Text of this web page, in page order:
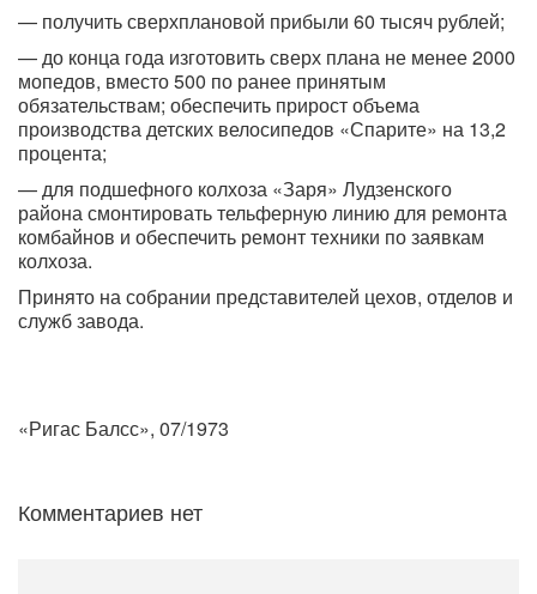
— получить сверхплановой прибыли 60 тысяч рублей;
— до конца года изготовить сверх плана не менее 2000
мопедов, вместо 500 по ранее принятым
обязательствам; обеспечить прирост объема
производства детских велосипедов «Спарите» на 13,2
процента;
— для подшефного колхоза «Заря» Лудзенского
района смонтировать тельферную линию для ремонта
комбайнов и обеспечить ремонт техники по заявкам
колхоза.
Принято на собрании представителей цехов, отделов и
служб завода.
«Ригас Балсс», 07/1973
Комментариев нет